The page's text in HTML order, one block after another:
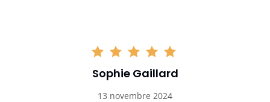
Sophie Gaillard
13 novembre 2024